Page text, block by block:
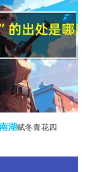
湖赋冬青花四